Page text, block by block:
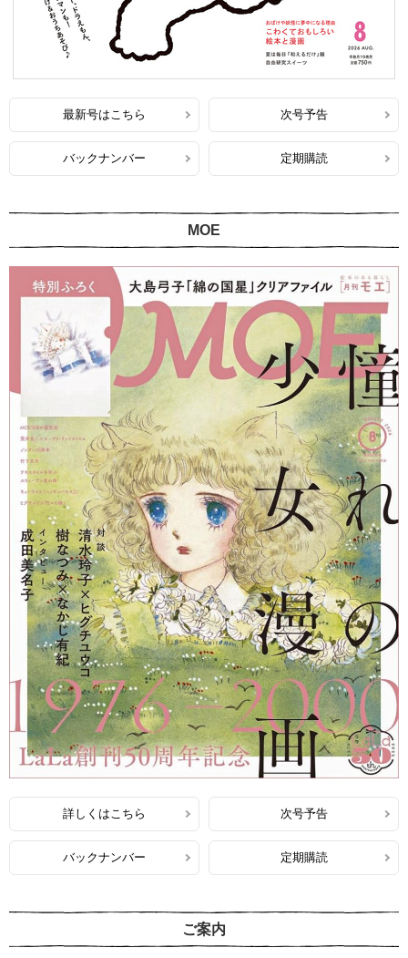
最新号はこちら 次号予告
バックナンバー 定期購読
MOE
詳しくはこちら 次号予告
バックナンバー 定期購読
ご案内